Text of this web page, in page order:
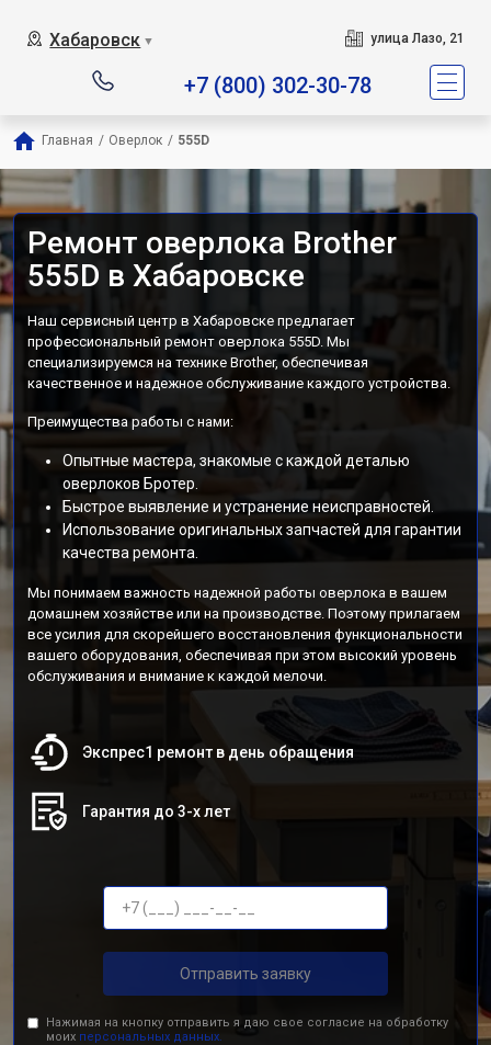
Хабаровск ▼ улица Лазо, 21
+7 (800) 302-30-78
Главная / Оверлок / 555D
Ремонт оверлока Brother
555D в Хабаровске
Наш сервисный центр в Хабаровске предлагает
профессиональный ремонт оверлока 555D. Мы
специализируемся на технике Brother, обеспечивая
качественное и надежное обслуживание каждого устройства.
Преимущества работы с нами:
Опытные мастера, знакомые с каждой деталью
оверлоков Бротер.
Быстрое выявление и устранение неисправностей.
Использование оригинальных запчастей для гарантии
качества ремонта.
Мы понимаем важность надежной работы оверлока в вашем
домашнем хозяйстве или на производстве. Поэтому прилагаем
все усилия для скорейшего восстановления функциональности
вашего оборудования, обеспечивая при этом высокий уровень
обслуживания и внимание к каждой мелочи.
Экспрес1 ремонт в день обращения
Гарантия до 3-х лет
Отправить заявку
Нажимая на кнопку отправить я даю свое согласие на обработку
моих персональных данных.